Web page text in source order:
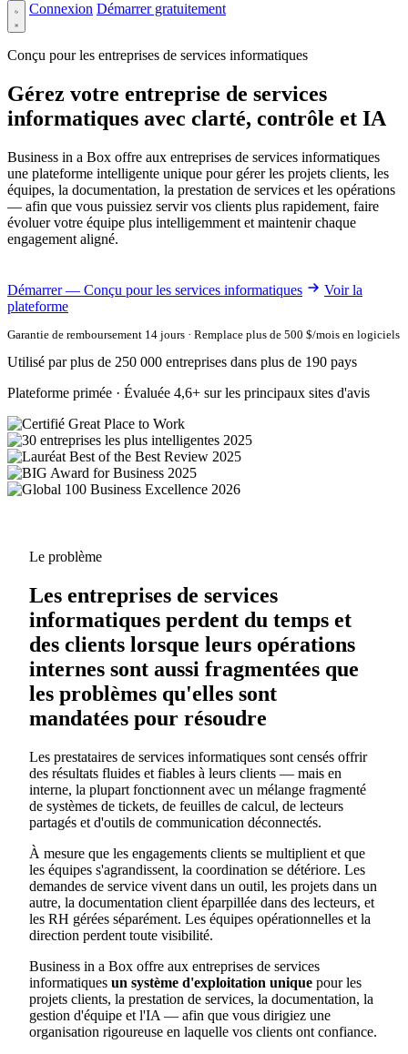
Connexion Démarrer gratuitement
Conçu pour les entreprises de services informatiques
Gérez votre entreprise de services
informatiques avec clarté, contrôle et IA
Business in a Box offre aux entreprises de services informatiques
une plateforme intelligente unique pour gérer les projets clients, les
équipes, la documentation, la prestation de services et les opérations
— afin que vous puissiez servir vos clients plus rapidement, faire
évoluer votre équipe plus intelligemment et maintenir chaque
engagement aligné.
Démarrer — Conçu pour les services informatiques
Voir la
plateforme
Garantie de remboursement 14 jours · Remplace plus de 500 $/mois en logiciels
Utilisé par plus de 250 000 entreprises dans plus de 190 pays
Plateforme primée · Évaluée 4,6+ sur les principaux sites d'avis
Le problème
Les entreprises de services
informatiques perdent du temps et
des clients lorsque leurs opérations
internes sont aussi fragmentées que
les problèmes qu'elles sont
mandatées pour résoudre
Les prestataires de services informatiques sont censés offrir
des résultats fluides et fiables à leurs clients — mais en
interne, la plupart fonctionnent avec un mélange fragmenté
de systèmes de tickets, de feuilles de calcul, de lecteurs
partagés et d'outils de communication déconnectés.
À mesure que les engagements clients se multiplient et que
les équipes s'agrandissent, la coordination se détériore. Les
demandes de service vivent dans un outil, les projets dans un
autre, la documentation client éparpillée dans des lecteurs, et
les RH gérées séparément. Les équipes opérationnelles et la
direction perdent toute visibilité.
Business in a Box offre aux entreprises de services
informatiques un système d'exploitation unique pour les
projets clients, la prestation de services, la documentation, la
gestion d'équipe et l'IA — afin que vous dirigiez une
organisation rigoureuse en laquelle vos clients ont confiance.